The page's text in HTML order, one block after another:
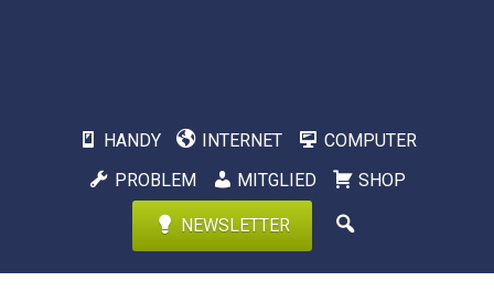
HANDY INTERNET
COMPUTER
PROBLEM
MITGLIED SHOP
NEWSLETTER